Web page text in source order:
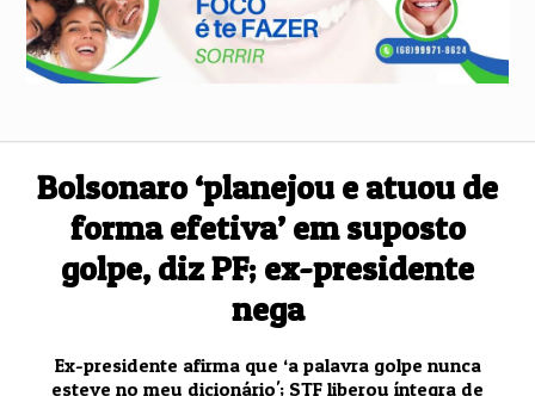
Bolsonaro ‘planejou e atuou de
forma efetiva’ em suposto
golpe, diz PF; ex-presidente
nega
Ex-presidente afirma que ‘a palavra golpe nunca
esteve no meu dicionário'; STF liberou íntegra de